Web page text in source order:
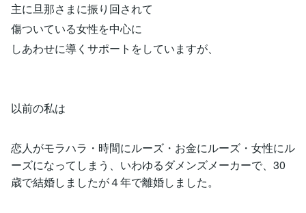
主に旦那さまに振り回されて
傷ついている女性を中心に
しあわせに導くサポートをしていますが、
以前の私は
恋人がモラハラ・時間にルーズ・お金にルーズ・女性にル
ーズになってしまう、いわゆるダメンズメーカーで、30
歳で結婚しましたが４年で離婚しました。